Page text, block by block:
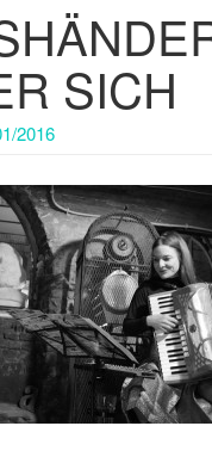
SICH
2016